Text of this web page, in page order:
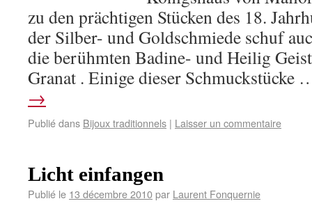
zu den prächtigen Stücken des 18.
der Silber- und Goldschmiede schuf
die berühmten Badine- und Heilig
Granat . Einige dieser Schmuckstücke
→
Publié dans Bijoux traditionnels | Laisser un commentaire
Licht einfangen
Publié le 13 décembre 2010par Laurent Fonquernie